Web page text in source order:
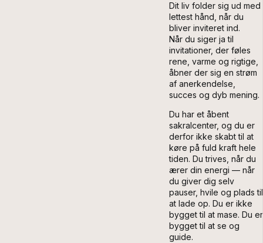
Dit liv folder sig ud med
lettest hånd, når du
bliver inviteret ind.
Når du siger ja til
invitationer, der føles
rene, varme og rigtige,
åbner der sig en strøm
af anerkendelse,
succes og dyb mening.
Du har et åbent
sakralcenter, og du er
derfor ikke skabt til at
køre på fuld kraft hele
tiden. Du trives, når du
ærer din energi — når
du giver dig selv
pauser, hvile og plads til
at lade op. Du er ikke
bygget til at mase. Du er
bygget til at se og
guide.